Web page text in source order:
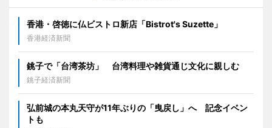
香港・啓徳に仏ビストロ新店「Bistrot's Suzette」
香港経済新聞
銚子で「台湾茶坊」 台湾料理や雑貨通じ文化に親しむ
銚子経済新聞
弘前城の本丸天守が11年ぶりの「曳戻し」へ 記念イベン
トも